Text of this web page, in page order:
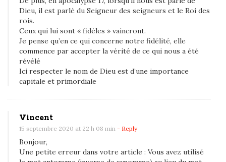
n
f
i
n
r
c
e
Dieu, il est parlé du Seigneur des seigneurs et le Roi des
rois.
Ceux qui lui sont « fidèles » vaincront.
Je pense qu’en ce qui concerne notre fidélité, elle
commence par accepter la vérité de ce qui nous a été
révélé
Ici respecter le nom de Dieu est d’une importance
capitale et primordiale
Vincent
15 septembre 2020 at 22 h 08 min - Reply
Bonjour,
Une petite erreur dans votre article : Vous avez utilisé